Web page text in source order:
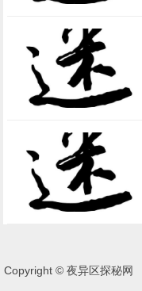
Copyright © 夜异区探秘网